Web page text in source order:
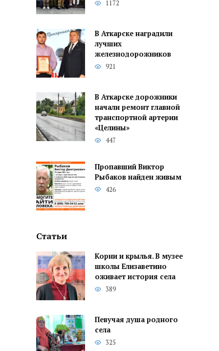
1172
В Аткарске наградили
лучших
железнодорожников
921
В Аткарске дорожники
начали ремонт главной
транспортной артерии
«Целины»
447
Пропавший Виктор
Рыбаков найден живым
426
Статьи
Корни и крылья. В музее
школы Елизаветино
оживает история села
389
Певучая душа родного
села
325